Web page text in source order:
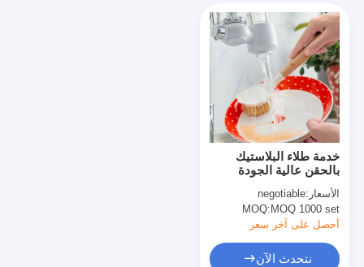
حقن صب الإلكترونيات
صب حقن السيليكون
خدمة الصب يموت
خدمة طلاء البلاستيك
بالحقن عالية الجودة
الأسعار:negotiable
MOQ: MOQ 1000 set
أحصل على آخر سعر
نتحدث الآن